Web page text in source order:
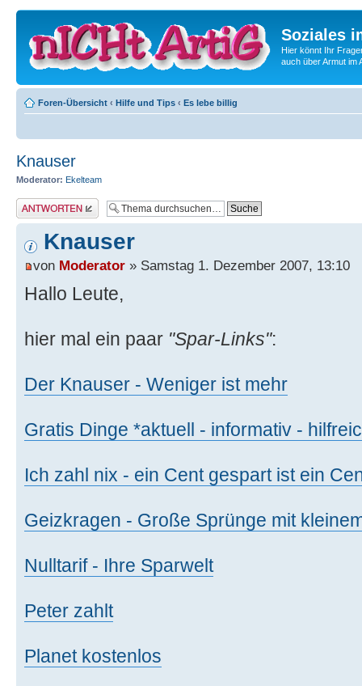
Soziales
Hier könnt Ihr
auch über Armut im
Foren-Übersicht ‹ Hilfe und Tips ‹ Es lebe billig
Knauser
Moderator: Ekelteam
Antwort erstellen
Knauser
von Moderator » Samstag 1. Dezember 2007, 13:10
Hallo Leute,
hier mal ein paar "Spar-Links":
Der Knauser - Weniger ist mehr
Gratis Dinge *aktuell - informativ -
Ich zahl nix - ein Cent gespart ist ein
Geizkragen - Große Sprünge mit
Nulltarif - Ihre Sparwelt
Peter zahlt
Planet kostenlos